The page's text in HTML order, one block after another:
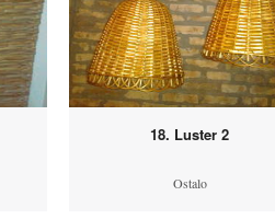
18. Luster 2
Ostalo